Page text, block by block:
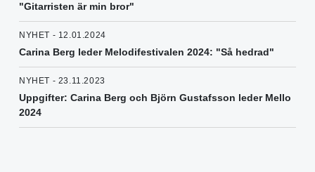
"Gitarristen är min bror"
NYHET - 12.01.2024
Carina Berg leder Melodifestivalen 2024: "Så hedrad"
NYHET - 23.11.2023
Uppgifter: Carina Berg och Björn Gustafsson leder Mello
2024